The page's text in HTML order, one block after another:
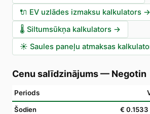
🔌 EV uzlādes izmaksu kalkulators →
🌡️ Siltumsūkņa kalkulators →
☀️ Saules paneļu atmaksas
Cenu salīdzinājums— Negotin
Periods
Šodien € 0.1533